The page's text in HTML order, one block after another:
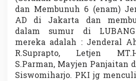
dan Membunuh 6 (enam)
AD di Jakarta dan
dalam sumur di
mereka adalah : Jenderal
R.Suprapto, Letjen
S.Parman, Mayjen Panjaitan
Siswomiharjo. PKI jg